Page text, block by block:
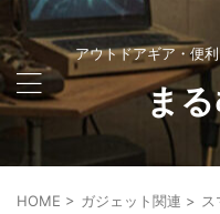
アウトドアギア・便
ま
HOME > ガジェット関連 >